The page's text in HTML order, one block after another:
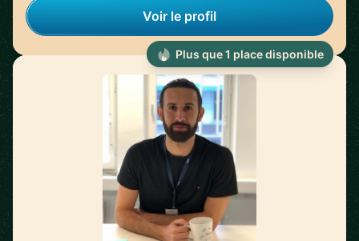
Voir le profil
Plus que 1 place disponible